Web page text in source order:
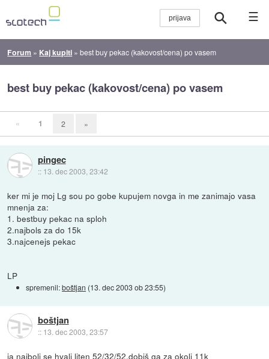
☰
Forum » Kaj kupiti »best buy pekac (kakovost/cena) po vasem
best buy pekac (kakovost/cena) po vasem
« 1 2 »
pingec
:: 13. dec 2003, 23:42
ker mi je moj Lg sou po gobe kupujem novga in me zanimajo vasa
mnenja za:
1. bestbuy pekac na sploh
2.najbols za do 15k
3.najcenejs pekac
LP
spremenil:boštjan (13. dec 2003 ob 23:55)
boštjan
:: 13. dec 2003, 23:57
ja najbolj se hvali liten 52/32/52,dobiš ga za okoli 11k